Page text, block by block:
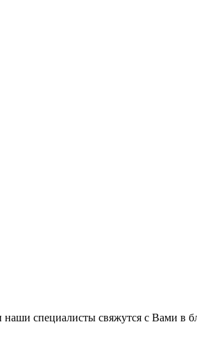
специалисты свяжутся с Вами в